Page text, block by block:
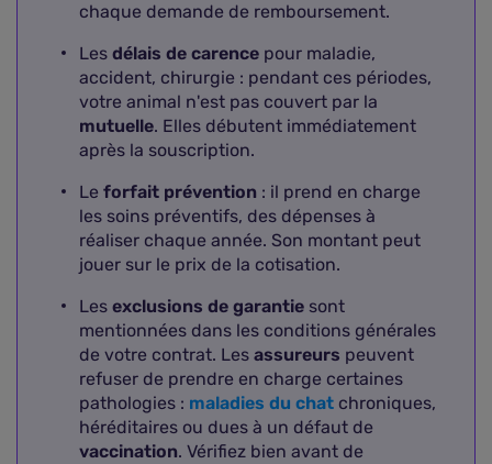
chaque demande de remboursement.
Les délais de carence pour maladie,
accident, chirurgie : pendant ces périodes,
votre animal n'est pas couvert par la
mutuelle. Elles débutent immédiatement
après la souscription.
Le forfait prévention : il prend en charge
les soins préventifs, des dépenses à
réaliser chaque année. Son montant peut
jouer sur le prix de la cotisation.
Les exclusions de garantie sont
mentionnées dans les conditions générales
de votre contrat. Les assureurs peuvent
refuser de prendre en charge certaines
pathologies : maladies du chat chroniques,
héréditaires ou dues à un défaut de
vaccination. Vérifiez bien avant de